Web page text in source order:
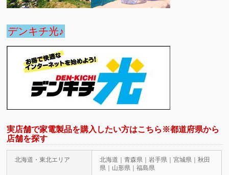
デンキチ光♪
実店舗で家電製品を購入したい方はこちら※都道府県から
店舗を探す
北海道・東北エリア
北海道｜青森県｜岩手県｜宮城県｜秋田
県｜山形県｜福島県